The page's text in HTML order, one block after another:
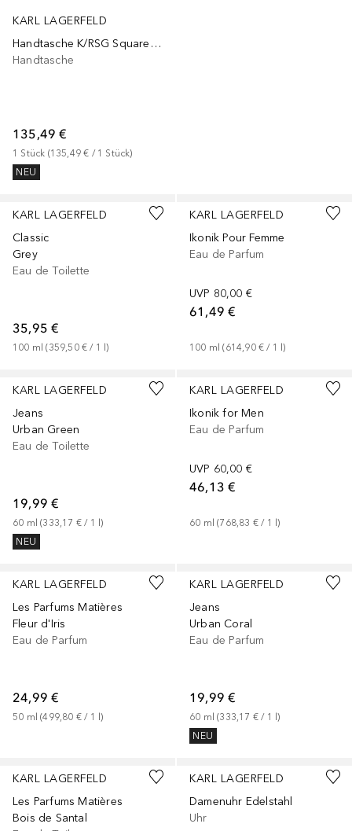
KARL LAGERFELD
Handtasche K/RSG Square MD Col. Block
Handtasche
135,49 €
1 Stück (135,49 € / 1 Stück)
NEU
KARL LAGERFELD
Classic
Grey
Eau de Toilette
35,95 €
100 ml (359,50 € / 1 l)
KARL LAGERFELD
Ikonik Pour Femme
Eau de Parfum
UVP 80,00 €
61,49 €
100 ml (614,90 € / 1 l)
KARL LAGERFELD
Jeans
Urban Green
Eau de Toilette
19,99 €
60 ml (333,17 € / 1 l)
NEU
1 Größe
KARL LAGERFELD
Ikonik for Men
Eau de Parfum
UVP 60,00 €
46,13 €
60 ml (768,83 € / 1 l)
1 Größe
KARL LAGERFELD
Les Parfums Matières
Fleur d'Iris
Eau de Parfum
24,99 €
50 ml (499,80 € / 1 l)
Größe
KARL LAGERFELD
Jeans
Urban Coral
Eau de Parfum
19,99 €
60 ml (333,17 € / 1 l)
NEU
KARL LAGERFELD
Les Parfums Matières
Bois de Santal
KARL LAGERFELD
Damenuhr Edelstahl
Uhr